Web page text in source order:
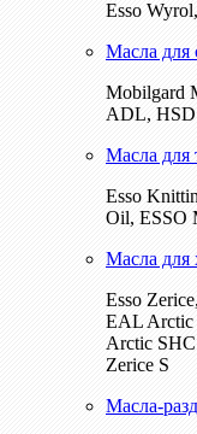
Esso
Масла для
Mobilgard
ADL, HSD
Масла для
Esso
Oil, ESSO
Масла для
Esso
EAL Arctic
Arctic
Zerice S
Масла-